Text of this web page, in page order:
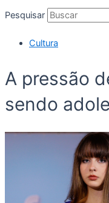
Pesquisar
Cultura
A pressão
sendo